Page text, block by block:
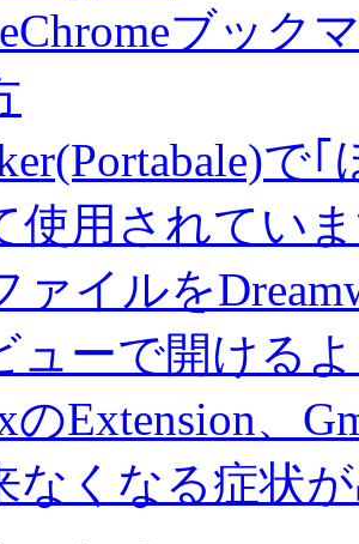
ブック
で
使用されてい
ァイルを
ューで開ける
のExtension、
なくなる症状